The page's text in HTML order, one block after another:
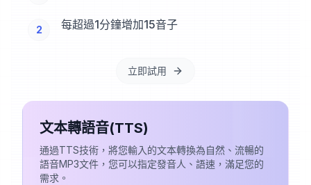
2 每超過1分鐘增加15音子
立即試用
文本轉語音(TTS)
通過TTS技術，將您輸入的文本轉換為自然、流暢的
語音MP3文件，您可以指定發音人、語速，滿足您的
需求。